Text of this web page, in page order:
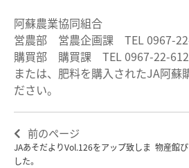
阿蘇農業協同組合
営農部 営農企画課 TEL 0967-
購買部 購買課 TEL 0967-22-
または、肥料を購入されたJA阿蘇
ださい。
前のページ
JAあそだよりVol.126をアップ致しま
した。
物産館